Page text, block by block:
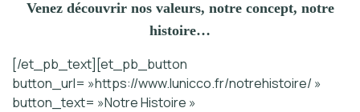
Venez découvrir nos valeurs, notre concept, notre
histoire…
[/et_pb_text][et_pb_button
button_url= »https://www.lunicco.fr/notrehistoire/ »
button_text= »Notre Histoire »